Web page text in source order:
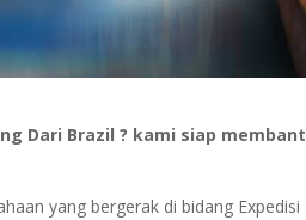
Dari Brazil ? kami siap
yang bergerak di bidang